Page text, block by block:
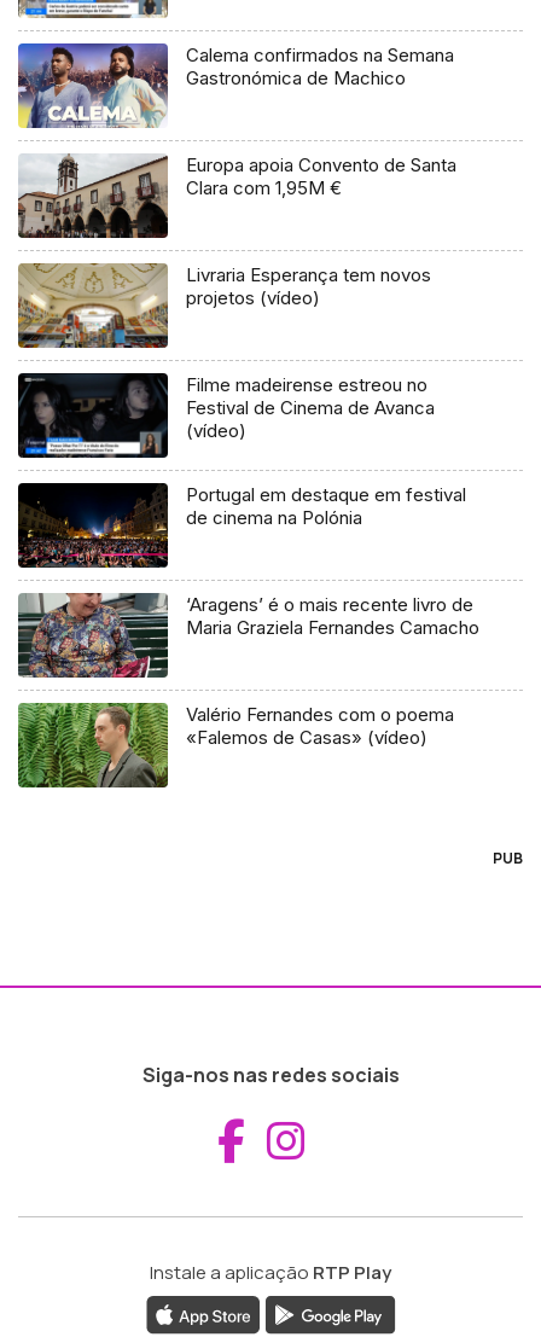
Calema confirmados na Semana
Gastronómica de Machico
Europa apoia Convento de Santa
Clara com 1,95M €
Livraria Esperança tem novos
projetos (vídeo)
Filme madeirense estreou no
Festival de Cinema de Avanca
(vídeo)
Portugal em destaque em festival
de cinema na Polónia
‘Aragens’ é o mais recente livro de
Maria Graziela Fernandes Camacho
Valério Fernandes com o poema
«Falemos de Casas» (vídeo)
PUB
Siga-nos nas redes sociais
Aceder ao
Instale a aplicação RTP Play